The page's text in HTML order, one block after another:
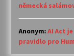
německá
Anonym: AI Act
pravidlo pro